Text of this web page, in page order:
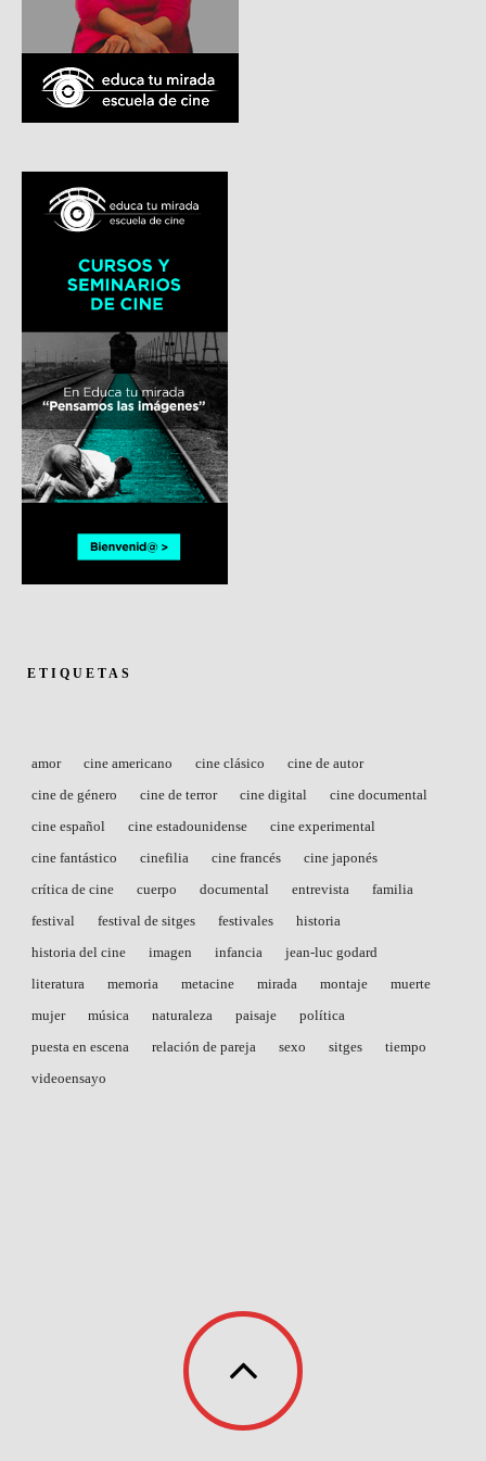
ETIQUETAS
amor cine americano cine clásico
cine de autor
cine de género
cine de terror cine digital
cine documental
cine español
cine estadounidense
cine experimental
cine fantástico
cinefilia cine francés
cine japonés
crítica de cine
cuerpo documental entrevista
familia
festival
festival de sitges festivales
historia
historia del cine
imagen infancia
jean-luc godard
literatura
memoria metacine mirada montaje
muerte
mujer
música naturaleza paisaje
política
puesta en escena
relación de pareja sexo sitges
tiempo
videoensayo